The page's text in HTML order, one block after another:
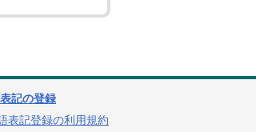
記の登録
表記登録の利用規約